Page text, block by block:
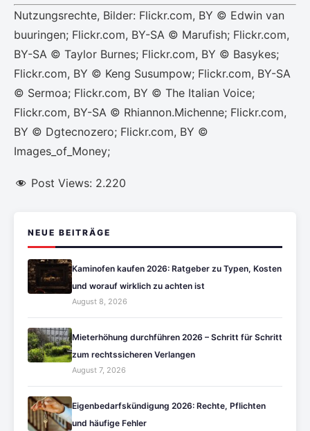
Nutzungsrechte, Bilder: Flickr.com, BY © Edwin van
buuringen; Flickr.com, BY-SA © Marufish; Flickr.com,
BY-SA © Taylor Burnes; Flickr.com, BY © Basykes;
Flickr.com, BY © Keng Susumpow; Flickr.com, BY-SA
© Sermoa; Flickr.com, BY © The Italian Voice;
Flickr.com, BY-SA © Rhiannon.Michenne; Flickr.com,
BY © Dgtecnozero; Flickr.com, BY ©
Images_of_Money;
Post Views: 2.220
NEUE BEITRÄGE
Kaminofen kaufen 2026: Ratgeber zu Typen, Kosten
und worauf wirklich zu achten ist
August 8, 2026
Mieterhöhung durchführen 2026 – Schritt für Schritt
zum rechtssicheren Verlangen
August 7, 2026
Eigenbedarfskündigung 2026: Rechte, Pflichten
und häufige Fehler